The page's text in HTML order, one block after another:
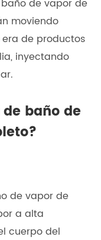
de vapor de
moviendo
de productos
inyectando
baño de
de vapor de
a alta
cuerpo del